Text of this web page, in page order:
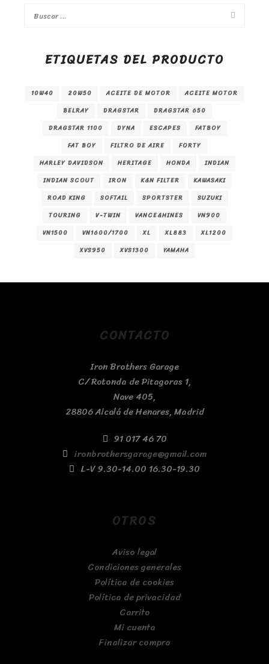
ETIQUETAS DEL PRODUCTO
10W40 20W50 ACEITE DE MOTOR
ACEITE MOTOR
BELRAY
DRAGSTAR
DRAGSTAR 650
DRAGSTAR 1100
DYNA ESCAPES
FATBOY
FAT BOY
FILTRO DE AIRE
FORTY
HARLEY DAVIDSON
HERITAGE HONDA
INDIAN
INDIAN SCOUT
IRON K&N FILTER
KAWASAKI
ROAD KING
SOFTAIL SPORTSTER
SUZUKI
TOURING
V-TWIN VANCE&HINES
VN900
VN1500
VN1600/1700 XL XL883
XL1200
XVS950
XVS1300 YAMAHA
CONTACTO
Iron Brothers Garage
C/ Rotonda de Pitagoras 1,
Nave 405,
28806 Alcalá de Henares, Madrid
91 017 46 70
ironbrothersgarage@gmail.com
L-V 9.30-14.00 16.30-19.30
OTROS
Aviso legal
Condiciones generales
Política de cookies
Política de privacidad
Carrito
Mi cuenta
Finalizar compra